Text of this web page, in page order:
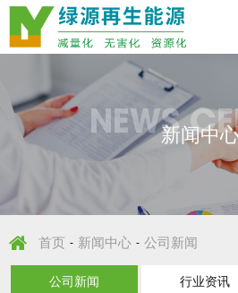
NEWS新闻中
首页 - 新闻中心 - 公司新闻
公司新闻 行业资讯